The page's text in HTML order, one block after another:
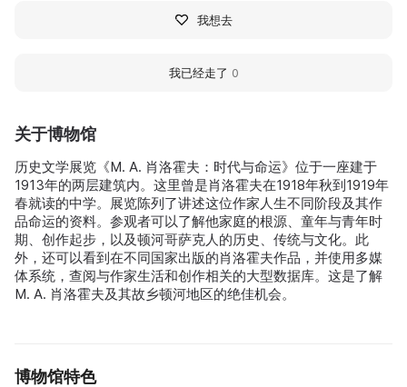
关于博物馆
历史文学展览《M. A. 肖洛霍夫：时代与命运》位于一座建于
1913年的两层建筑内。这里曾是肖洛霍夫在1918年秋到1919年
春就读的中学。展览陈列了讲述这位作家人生不同阶段及其作
品命运的资料。参观者可以了解他家庭的根源、童年与青年时
期、创作起步，以及顿河哥萨克人的历史、传统与文化。此
外，还可以看到在不同国家出版的肖洛霍夫作品，并使用多媒
体系统，查阅与作家生活和创作相关的大型数据库。这是了解
M. A. 肖洛霍夫及其故乡顿河地区的绝佳机会。
博物馆特色
我想去
我已经走了 0